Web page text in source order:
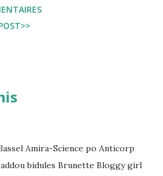
التي قضاها تحفظيا . هذه الممارسات
و تجعل المواطن يحقد على المنظومة
Luanda"
Amira-Science po Anticorp
bidules Brunette Bloggy girl